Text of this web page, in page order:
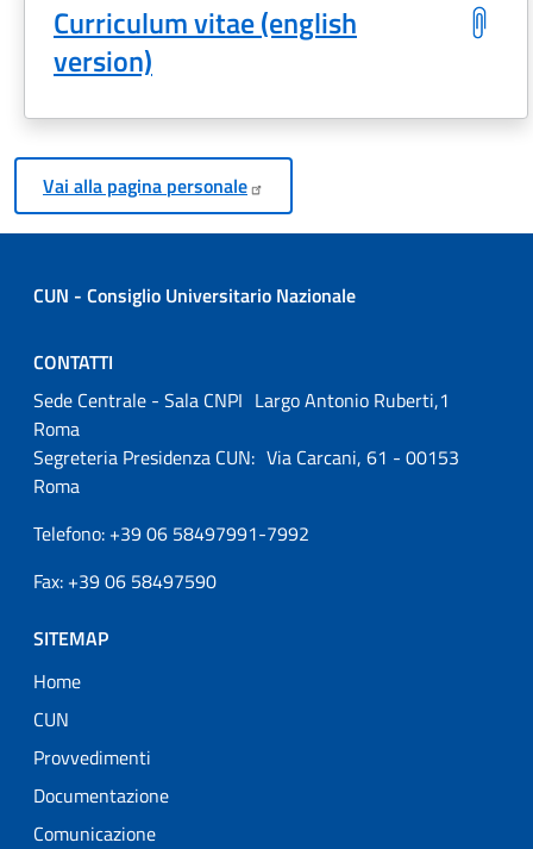
Curriculum vitae (english
version)
Vai alla pagina personale
CUN - Consiglio Universitario Nazionale
CONTATTI
Sede Centrale - Sala CNPI Largo Antonio Ruberti,1
Roma
Segreteria Presidenza CUN: Via Carcani, 61 - 00153
Roma
Telefono: +39 06 58497991-7992
Fax: +39 06 58497590
SITEMAP
Home
CUN
Provvedimenti
Documentazione
Comunicazione